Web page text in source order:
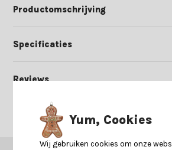
Productomschrijving
Specificaties
Reviews
Yum, Cookies
Wij gebruiken cookies om onze